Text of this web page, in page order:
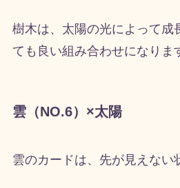
樹木は、太陽の光によって成
ても良い組み合わせになりま
雲（NO.6）×太陽
雲のカードは、先が見えない